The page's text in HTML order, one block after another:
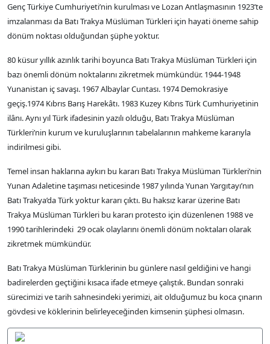
Genç Türkiye Cumhuriyeti’nin kurulması ve Lozan Antlaşmasının 1923’te
imzalanması da Batı Trakya Müslüman Türkleri için hayati öneme sahip
dönüm noktası olduğundan şüphe yoktur.
80 küsur yıllık azınlık tarihi boyunca Batı Trakya Müslüman Türkleri için
bazı önemli dönüm noktalarını zikretmek mümkündür. 1944-1948
Yunanistan iç savaşı. 1967 Albaylar Cuntası. 1974 Demokrasiye
geçiş.1974 Kıbrıs Barış Harekâtı. 1983 Kuzey Kıbrıs Türk Cumhuriyetinin
ilânı. Aynı yıl Türk ifadesinin yazılı olduğu, Batı Trakya Müslüman
Türkleri’nin kurum ve kuruluşlarının tabelalarının mahkeme kararıyla
indirilmesi gibi.
Temel insan haklarına aykırı bu kararı Batı Trakya Müslüman Türkleri’nin
Yunan Adaletine taşıması neticesinde 1987 yılında Yunan Yargıtayı’nın
Batı Trakya’da Türk yoktur kararı çıktı. Bu haksız karar üzerine Batı
Trakya Müslüman Türkleri bu kararı protesto için düzenlenen 1988 ve
1990 tarihlerindeki 29 ocak olaylarını önemli dönüm noktaları olarak
zikretmek mümkündür.
Batı Trakya Müslüman Türklerinin bu günlere nasıl geldiğini ve hangi
badirelerden geçtiğini kısaca ifade etmeye çalıştık. Bundan sonraki
sürecimizi ve tarih sahnesindeki yerimizi, ait olduğumuz bu koca çınarın
gövdesi ve köklerinin belirleyeceğinden kimsenin şüphesi olmasın.